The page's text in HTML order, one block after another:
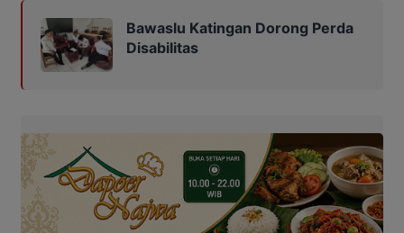
Bawaslu Katingan Dorong Perda
Disabilitas